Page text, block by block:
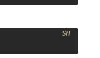
SH